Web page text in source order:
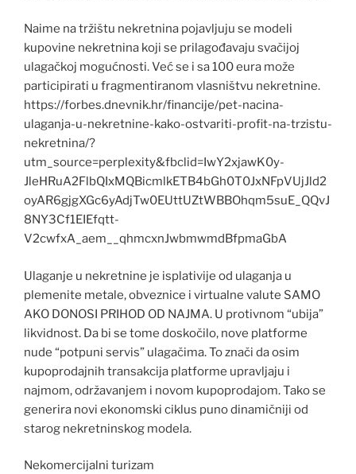
Naime na tržištu nekretnina pojavljuju se modeli
kupovine nekretnina koji se prilagođavaju svačijoj
ulagačkoj mogućnosti. Već se i sa 100 eura može
participirati u fragmentiranom vlasništvu nekretnine.
https://forbes.dnevnik.hr/financije/pet-nacina-
ulaganja-u-nekretnine-kako-ostvariti-profit-na-trzistu-
nekretnina/?
utm_source=perplexity&fbclid=IwY2xjawK0y-
JleHRuA2FlbQIxMQBicmlkETB4bGh0T0JxNFpVUjJld2
oyAR6gjgXGc6yAdjTw0EUttUZtWBBOhqm5suE_QQvJ
8NY3Cf1EIEfqtt-
V2cwfxA_aem__qhmcxnJwbmwmdBfpmaGbA
Ulaganje u nekretnine je isplativije od ulaganja u
plemenite metale, obveznice i virtualne valute SAMO
AKO DONOSI PRIHOD OD NAJMA. U protivnom “ubija”
likvidnost. Da bi se tome doskočilo, nove platforme
nude “potpuni servis” ulagačima. To znači da osim
kupoprodajnih transakcija platforme upravljaju i
najmom, održavanjem i novom kupoprodajom. Tako se
generira novi ekonomski ciklus puno dinamičniji od
starog nekretninskog modela.
Nekomercijalni turizam